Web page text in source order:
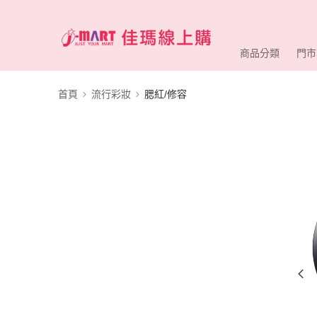
商品分類 門
首頁 流行彩妝 腮紅/修容